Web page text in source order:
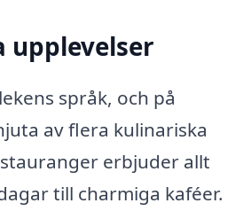
upplevelser
språk, och på
av flera kulinariska
erbjuder allt
till charmiga kaféer.